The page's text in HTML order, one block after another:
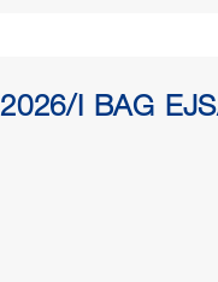
2026/I BAG